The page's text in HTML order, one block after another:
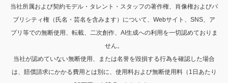
当社所属および契約モデル・タレント・スタッフの著作権、肖像権およびパ
ブリシティ権（氏名・芸名を含みます）について、Webサイト、SNS、ア
プリ等での無断使用、転載、二次創作、AI生成への利用を一切認めておりま
せん。
当社が認めていない無断使用、または名誉を毀損する行為を確認した場合
は、賠償請求にかかる費用とは別に、使用料および無断使用料（1日あたり